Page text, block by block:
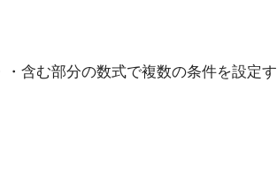
含む部分の数式で複数の条件を設定す